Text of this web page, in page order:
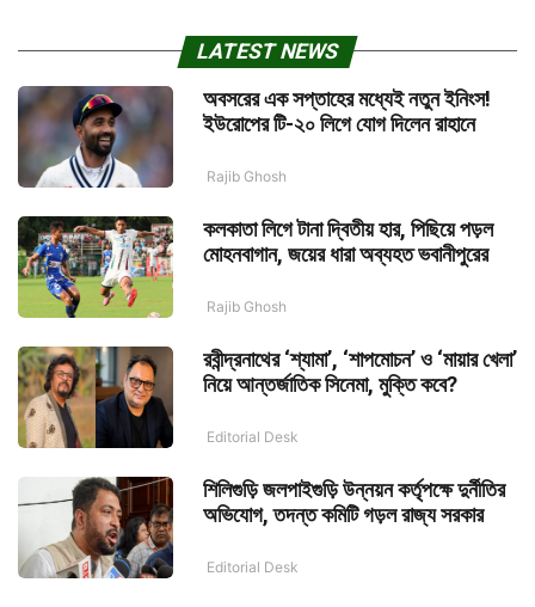
LATEST NEWS
অবসরের এক সপ্তাহের মধ্যেই নতুন ইনিংস!
ইউরোপের টি-২০ লিগে যোগ দিলেন রাহানে
Rajib Ghosh
কলকাতা লিগে টানা দ্বিতীয় হার, পিছিয়ে পড়ল
মোহনবাগান, জয়ের ধারা অব্যহত ভবানীপুরের
Rajib Ghosh
রবীন্দ্রনাথের ‘শ্যামা’, ‘শাপমোচন’ ও ‘মায়ার খেলা’
নিয়ে আন্তর্জাতিক সিনেমা, মুক্তি কবে?
Editorial Desk
শিলিগুড়ি জলপাইগুড়ি উন্নয়ন কর্তৃপক্ষে দুর্নীতির
অভিযোগ, তদন্ত কমিটি গড়ল রাজ্য সরকার
Editorial Desk